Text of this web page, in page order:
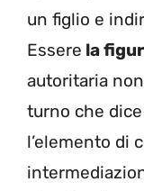
un figlio e
Essere la
autoritaria
turno che
l’elemento di